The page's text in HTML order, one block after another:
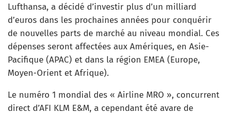
Lufthansa, a décidé d’investir plus d’un milliard
d’euros dans les prochaines années pour conquérir
de nouvelles parts de marché au niveau mondial. Ces
dépenses seront affectées aux Amériques, en Asie-
Pacifique (APAC) et dans la région EMEA (Europe,
Moyen-Orient et Afrique).
Le numéro 1 mondial des « Airline MRO », concurrent
direct d’AFI KLM E&M, a cependant été avare de